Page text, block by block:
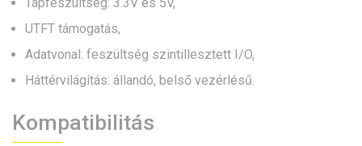
Tápfeszültség: 3.3V és 5V,
UTFT támogatás,
Adatvonal: feszültség szintillesztett I/O,
Háttérvilágítás: állandó, belső vezérlésű.
Kompatibilitás